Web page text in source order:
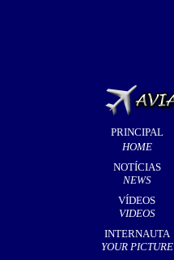
PRINCIPAL
HOME
NOTÍCIAS
NEWS
VÍDEOS
VIDEOS
INTERNAUTA
YOUR PICTURE